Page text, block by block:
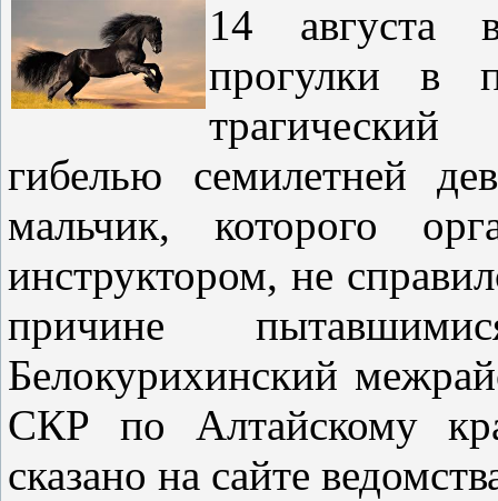
14 августа
прогулки в
гибелью семилетней
мальчик, которого
инструктором, не
причине
Белокурихинский
СКР по Алтайскому
сказано на сайте